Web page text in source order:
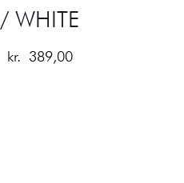
/ WHITE
kr. 389,00